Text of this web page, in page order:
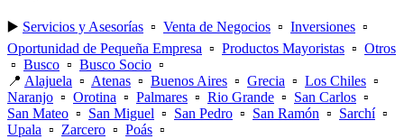
▶️ Servicios y Asesorías ▫️ Venta de Negocios ▫️ Inversiones ▫️
Oportunidad de Pequeña Empresa ▫️ Productos Mayoristas ▫️ Otros
▫️ Busco ▫️ Busco Socio ▫️
📍 Alajuela ▫️ Atenas ▫️ Buenos Aires ▫️ Grecia ▫️ Los Chiles ▫️
Naranjo ▫️ Orotina ▫️ Palmares ▫️ Rio Grande ▫️ San Carlos ▫️
San Mateo ▫️ San Miguel ▫️ San Pedro ▫️ San Ramón ▫️ Sarchí▫️
Upala ▫️ Zarcero ▫️ Poás ▫️